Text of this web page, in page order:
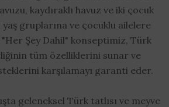
kaydıraklı havuz ve iki çocuk
gruplarına ve çocuklu ailelere
Şey Dahil" konseptimiz, Türk
tüm özelliklerini sunar ve
karşılamayı garanti eder.
geleneksel Türk tatlısı ve meyve